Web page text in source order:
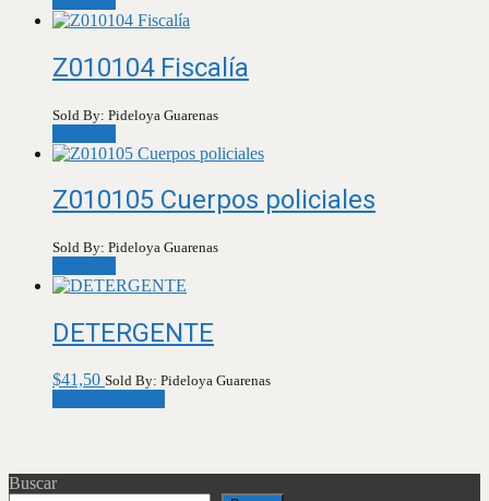
Z010104 Fiscalía
Sold By: Pideloya Guarenas
Z010105 Cuerpos policiales
Sold By: Pideloya Guarenas
DETERGENTE
$41,50 Sold By: Pideloya Guarenas
Buscar